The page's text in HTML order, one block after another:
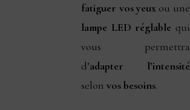
fatiguer vos yeux ou une
lampe LED réglable qui
vous permettra
d’adapter l’intensité
selonvos besoins.